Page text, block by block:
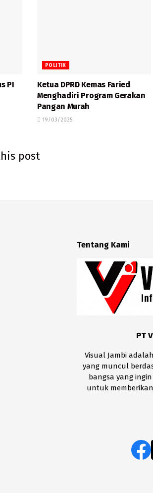
PI
POLITIK
Ketua DPRD Kemas Faried
Menghadiri Program Gerakan
Pangan Murah
19/03/2025
post
Tentang Kami
PT
Visual Jambi
yang muncul
bangsa yang
untuk